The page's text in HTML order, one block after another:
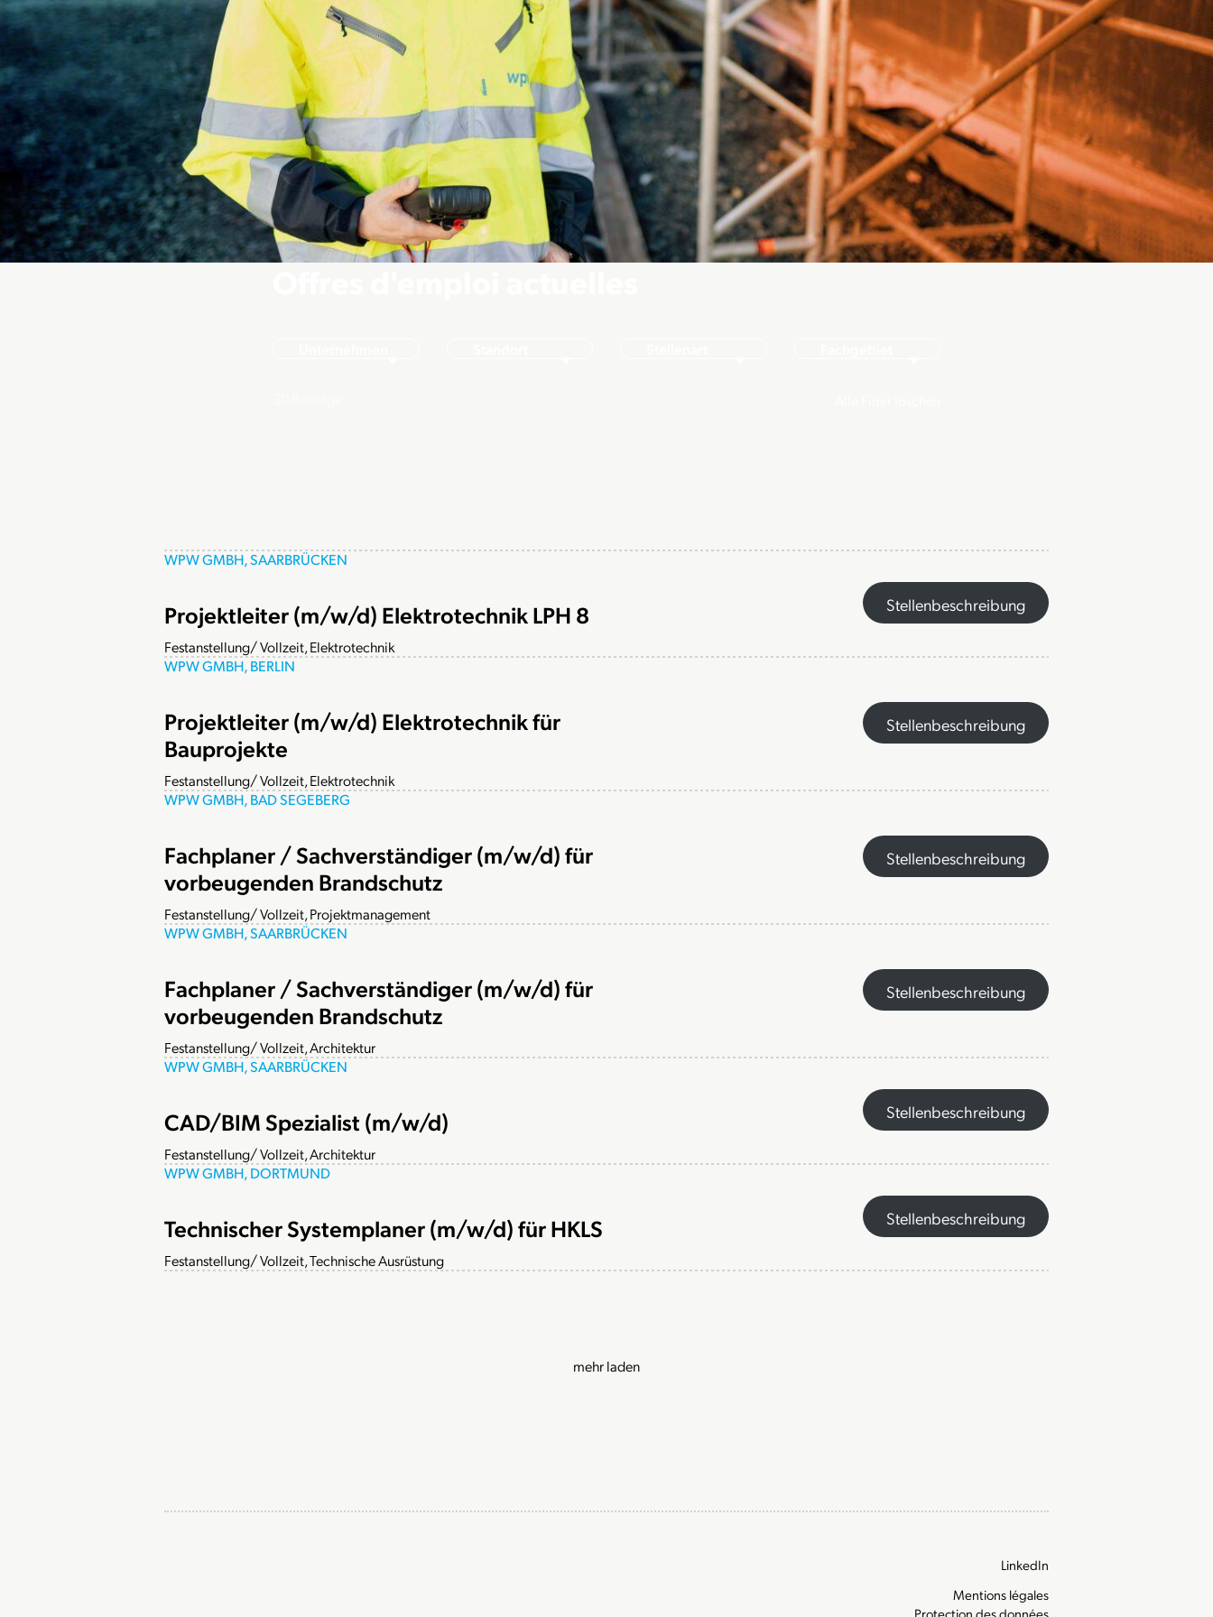
WPW GMBH, SAARBRÜCKEN
Projektleiter (m/w/d) Elektrotechnik LPH 8
Festanstellung/ Vollzeit, Elektrotechnik
Stellenbeschreibung
WPW GMBH, BERLIN
Projektleiter (m/w/d) Elektrotechnik für
Bauprojekte
Festanstellung/ Vollzeit, Elektrotechnik
Stellenbeschreibung
WPW GMBH, BAD SEGEBERG
Fachplaner / Sachverständiger (m/w/d) für
vorbeugenden Brandschutz
Festanstellung/ Vollzeit, Projektmanagement
Stellenbeschreibung
WPW GMBH, SAARBRÜCKEN
Fachplaner / Sachverständiger (m/w/d) für
vorbeugenden Brandschutz
Festanstellung/ Vollzeit, Architektur
Stellenbeschreibung
WPW GMBH, SAARBRÜCKEN
CAD/BIM Spezialist (m/w/d)
Festanstellung/ Vollzeit, Architektur
Stellenbeschreibung
WPW GMBH, DORTMUND
Technischer Systemplaner (m/w/d) für HKLS
Festanstellung/ Vollzeit, Technische Ausrüstung
Stellenbeschreibung
mehr laden
LinkedIn
Mentions légales